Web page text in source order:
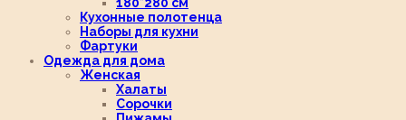
Кухонные полотенца
Наборы для кухни
Фартуки
Одежда для дома
Женская
Халаты
Сорочки